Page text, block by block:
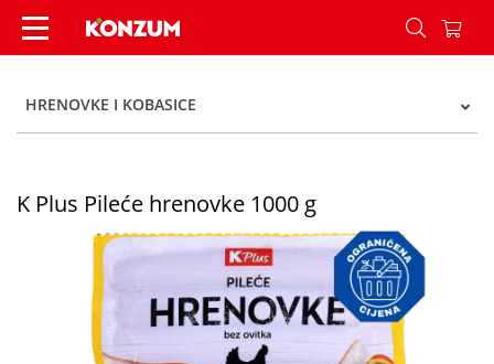
K Plus Pileće hrenovke 1000 g - Konzum
HRENOVKE I KOBASICE
K Plus Pileće hrenovke 1000 g